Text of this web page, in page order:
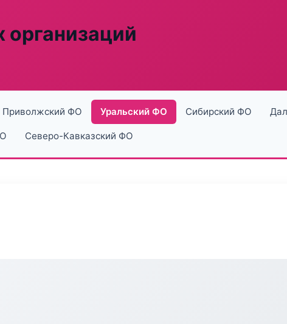
Приволжский ФО Уральский ФО Сибирский ФО
Северо-Кавказский ФО